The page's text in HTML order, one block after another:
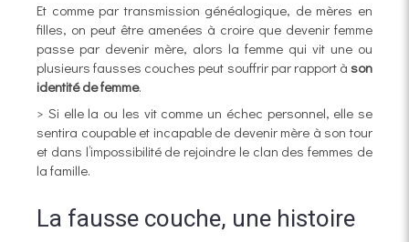
Et comme par transmission généalogique, de mères en
filles, on peut être amenées à croire que devenir femme
passe par devenir mère, alors la femme qui vit une ou
plusieurs fausses couches peut souffrir par rapport à son
identité de femme.
> Si elle la ou les vit comme un échec personnel, elle se
sentira coupable et incapable de devenir mère à son tour
et dans l’impossibilité de rejoindre le clan des femmes de
la famille.
La fausse couche, une histoire